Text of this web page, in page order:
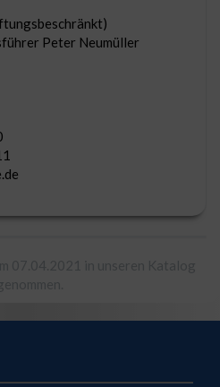
Peter Neumüller